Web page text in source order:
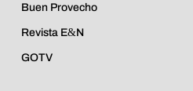
Buen Provecho
Revista E&N
GOTV